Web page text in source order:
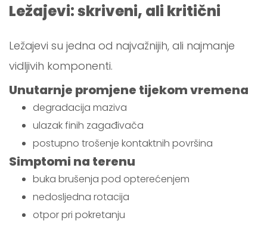
Ležajevi: skriveni, ali kritični
Ležajevi su jedna od najvažnijih, ali najmanje
vidljivih komponenti.
Unutarnje promjene tijekom vremena
degradacija maziva
ulazak finih zagađivača
postupno trošenje kontaktnih površina
Simptomi na terenu
buka brušenja pod opterećenjem
nedosljedna rotacija
otpor pri pokretanju